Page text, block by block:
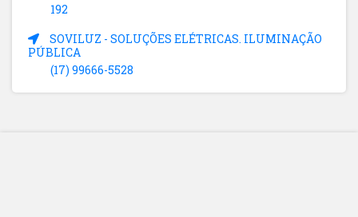
192
SOVILUZ - SOLUÇÕES ELÉTRICAS. ILUMINAÇÃO
PÚBLICA
(17) 99666-5528